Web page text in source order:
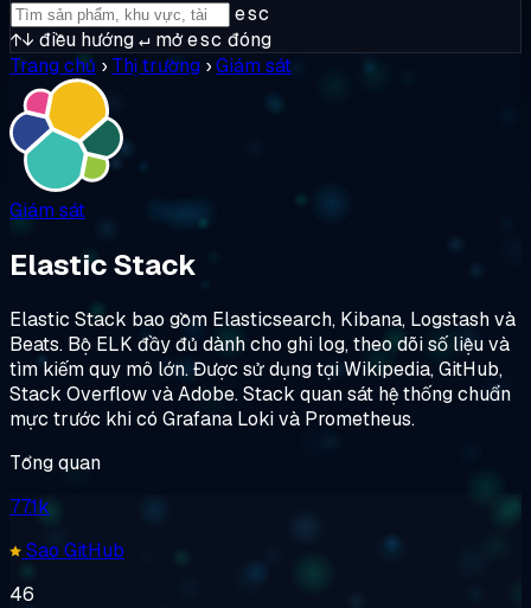
esc
↑↓ điều hướng↵ mởesc đóng
Trang chủ › Thị trường ›Giám sát
Giám sát
Elastic Stack
Elastic Stack bao gồm Elasticsearch, Kibana, Logstash và
Beats. Bộ ELK đầy đủ dành cho ghi log, theo dõi số liệu và
tìm kiếm quy mô lớn. Được sử dụng tại Wikipedia, GitHub,
Stack Overflow và Adobe. Stack quan sát hệ thống chuẩn
mực trước khi có Grafana Loki và Prometheus.
Tổng quan
77.1k
Sao GitHub
46